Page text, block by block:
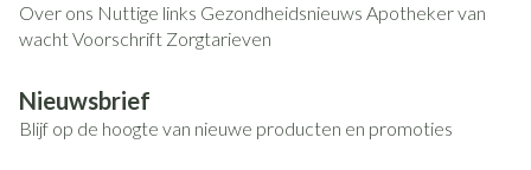
Over ons Nuttige links Gezondheidsnieuws Apotheker van
wachtVoorschrift Zorgtarieven
Nieuwsbrief
Blijf op de hoogte van nieuwe producten en promoties